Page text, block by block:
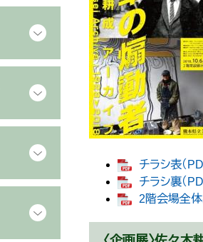
チラシ表（
チラシ裏（
2階会場全体